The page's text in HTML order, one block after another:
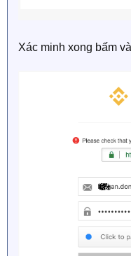
Xác minh xong bấm